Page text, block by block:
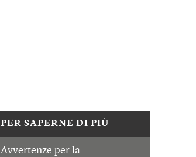
PER SAPERNE DI PIÙ
Avvertenze per la